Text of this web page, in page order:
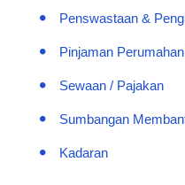
Penswastaan &
Pinjaman
Sewaan / Pajakan
Sumbangan
Kadaran